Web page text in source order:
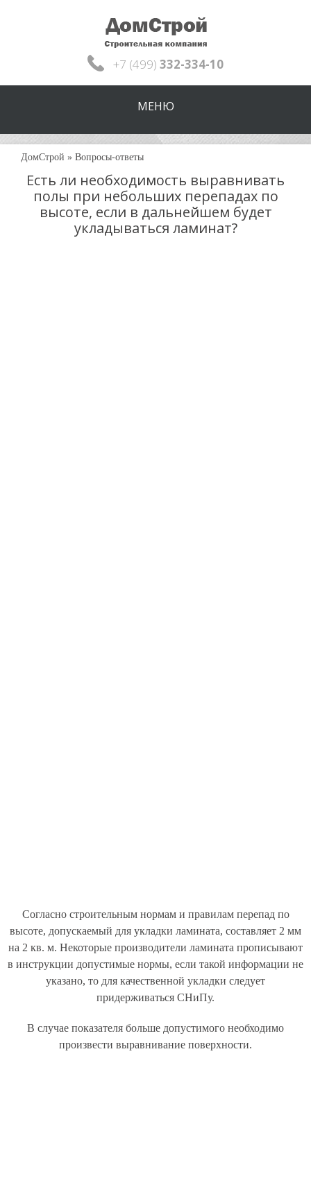
+7 (499) 332-334-10
МЕНЮ
ДомСтрой » Вопросы-ответы
Есть ли необходимость выравнивать
полы при небольших перепадах по
высоте, если в дальнейшем будет
укладываться ламинат?
Согласно строительным нормам и правилам перепад по
высоте, допускаемый для укладки ламината, составляет 2 мм
на 2 кв. м. Некоторые производители ламината прописывают
в инструкции допустимые нормы, если такой информации не
указано, то для качественной укладки следует
придерживаться СНиПу.
В случае показателя больше допустимого необходимо
произвести выравнивание поверхности.